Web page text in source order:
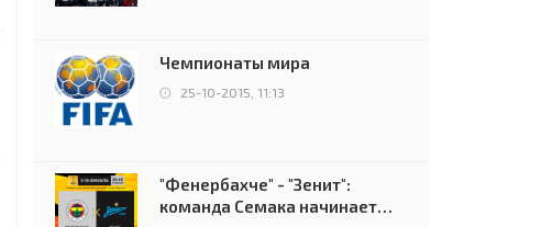
чемпионов.
Чемпионаты мира
25-10-2015, 11:13
"Фенербахче" - "Зенит":
команда Семака начинает